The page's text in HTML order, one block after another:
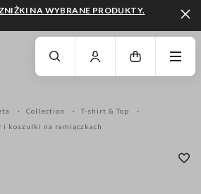
PRZEWIŃ NA DÓŁ STRONY
NA WYBRANE PRODUKTY.
Collection
T-shirt & Top
i koszulki na ramiączkach